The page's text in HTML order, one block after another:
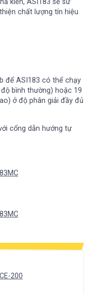
kiến, ASI183 sẽ sử
chất lượng tín hiệu
để ASI183 có thể chạy
bình thường) hoặc 19
ở độ phân giải đầy đủ
cổng dẫn hướng tự
200